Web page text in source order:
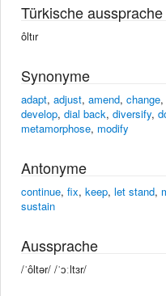
Türkische aussprache
ôltır
Synonyme
adapt, adjust, amend, change,
develop, dial back, diversify,
metamorphose, modify
Antonyme
continue, fix, keep, let stand,
sustain
Aussprache
/ˈôltər/ /ˈɔːltɜr/